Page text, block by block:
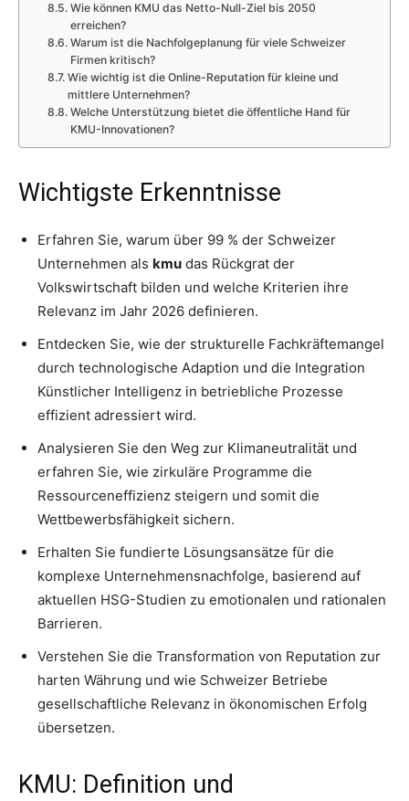
Wie können KMU das Netto-Null-Ziel bis 2050
erreichen?
Warum ist die Nachfolgeplanung für viele Schweizer
Firmen kritisch?
Wie wichtig ist die Online-Reputation für kleine und
mittlere Unternehmen?
Welche Unterstützung bietet die öffentliche Hand für
KMU-Innovationen?
Wichtigste Erkenntnisse
Erfahren Sie, warum über 99 % der Schweizer
Unternehmen als kmu das Rückgrat der
Volkswirtschaft bilden und welche Kriterien ihre
Relevanz im Jahr 2026 definieren.
Entdecken Sie, wie der strukturelle Fachkräftemangel
durch technologische Adaption und die Integration
Künstlicher Intelligenz in betriebliche Prozesse
effizient adressiert wird.
Analysieren Sie den Weg zur Klimaneutralität und
erfahren Sie, wie zirkuläre Programme die
Ressourceneffizienz steigern und somit die
Wettbewerbsfähigkeit sichern.
Erhalten Sie fundierte Lösungsansätze für die
komplexe Unternehmensnachfolge, basierend auf
aktuellen HSG-Studien zu emotionalen und rationalen
Barrieren.
Verstehen Sie die Transformation von Reputation zur
harten Währung und wie Schweizer Betriebe
gesellschaftliche Relevanz in ökonomischen Erfolg
übersetzen.
KMU: Definition und